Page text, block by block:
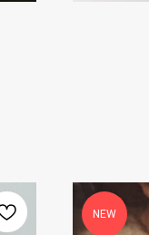
NEW